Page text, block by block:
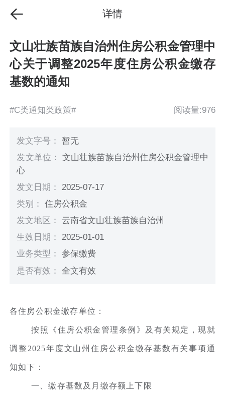
详情
文山壮族苗族自治州住房公积金管理中
心关于调整2025年度住房公积金缴存
基数的通知
#C类通知类政策# 阅读量:976
发文字号：暂无
发文单位：文山壮族苗族自治州住房公积金管理中
心
发文日期： 2025-07-17
类别：住房公积金
发文地区： 云南省文山壮族苗族自治州
生效日期： 2025-01-01
业务类型：参保缴费
是否有效：全文有效
各住房公积金缴存单位：
按照《住房公积金管理条例》及有关规定，现就
调整2025年度文山州住房公积金缴存基数有关事项通
知如下：
一、缴存基数及月缴存额上下限